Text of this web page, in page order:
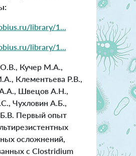
library/1...
library/1...
Кучер М.А.,
Клементьева Р.В.,
Швецов А.Н.,
Чухловин А.Б.,
Первый опыт
осложнений,
с Clostridium